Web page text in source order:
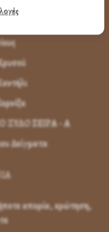
ΞΥΛΟ ΣΕΙΡΑ - Α
Δείγματα
απορία, ερώτηση,